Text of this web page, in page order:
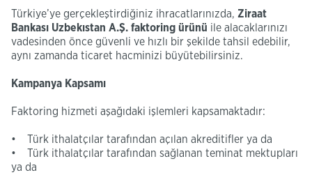
Türkiye’ye gerçekleştirdiğiniz ihracatlarınızda, Ziraat
Bankası Uzbekıstan A.Ş. faktoring ürünü ile alacaklarınızı
vadesinden önce güvenli ve hızlı bir şekilde tahsil edebilir,
aynı zamanda ticaret hacminizi büyütebilirsiniz.
Kampanya Kapsamı
Faktoring hizmeti aşağıdaki işlemleri kapsamaktadır:
• Türk ithalatçılar tarafından açılan akreditifler ya da
• Türk ithalatçılar tarafından sağlanan teminat mektupları
ya da